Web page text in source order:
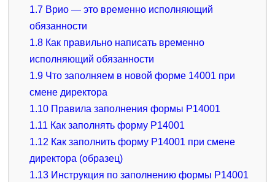
1.7 Врио — это временно исполняющий
обязанности
1.8 Как правильно написать временно
исполняющий обязанности
1.9 Что заполняем в новой форме 14001 при
смене директора
1.10 Правила заполнения формы Р14001
1.11 Как заполнять форму Р14001
1.12 Как заполнить форму Р14001 при смене
директора (образец)
1.13 Инструкция по заполнению формы Р14001